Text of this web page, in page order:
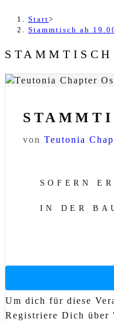
Start>
Stammtisch ab
von Teutonia
SOFERN
IN DER
Um dich für diese
Registriere Dich über